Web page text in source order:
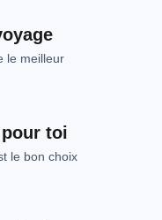
le meilleur
pour toi
le bon choix